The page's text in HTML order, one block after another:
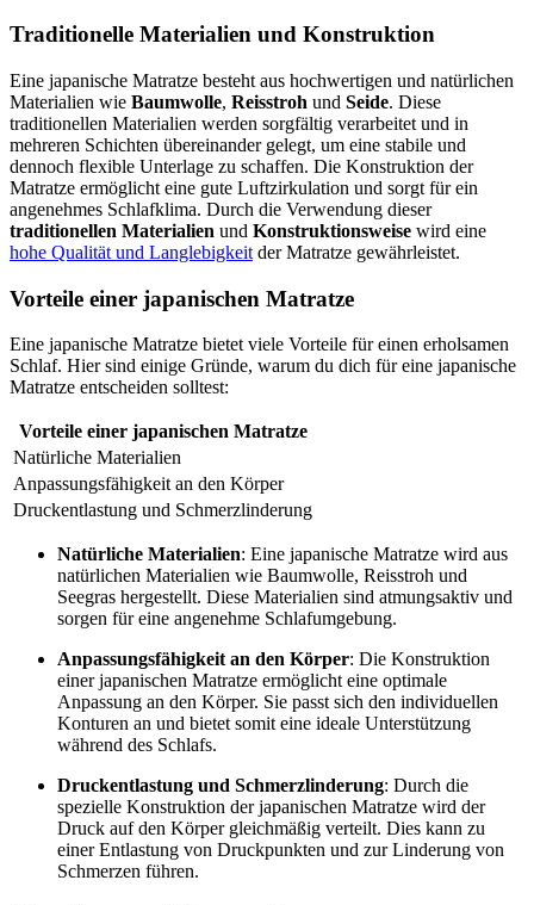
Traditionelle Materialien und Konstruktion
Eine japanische Matratze besteht aus hochwertigen und natürlichen
Materialien wie Baumwolle, Reisstroh und Seide. Diese
traditionellen Materialien werden sorgfältig verarbeitet und in
mehreren Schichten übereinander gelegt, um eine stabile und
dennoch flexible Unterlage zu schaffen. Die Konstruktion der
Matratze ermöglicht eine gute Luftzirkulation und sorgt für ein
angenehmes Schlafklima. Durch die Verwendung dieser
traditionellen Materialien und Konstruktionsweise wird eine
hohe Qualität und Langlebigkeit der Matratze gewährleistet.
Vorteile einer japanischen Matratze
Eine japanische Matratze bietet viele Vorteile für einen erholsamen
Schlaf. Hier sind einige Gründe, warum du dich für eine japanische
Matratze entscheiden solltest:
Vorteile einer japanischen Matratze
Natürliche Materialien
Anpassungsfähigkeit an den Körper
Druckentlastung und Schmerzlinderung
Natürliche Materialien: Eine japanische Matratze wird aus
natürlichen Materialien wie Baumwolle, Reisstroh und
Seegras hergestellt. Diese Materialien sind atmungsaktiv und
sorgen für eine angenehme Schlafumgebung.
Anpassungsfähigkeit an den Körper: Die Konstruktion
einer japanischen Matratze ermöglicht eine optimale
Anpassung an den Körper. Sie passt sich den individuellen
Konturen an und bietet somit eine ideale Unterstützung
während des Schlafs.
Druckentlastung und Schmerzlinderung: Durch die
spezielle Konstruktion der japanischen Matratze wird der
Druck auf den Körper gleichmäßig verteilt. Dies kann zu
einer Entlastung von Druckpunkten und zur Linderung von
Schmerzen führen.